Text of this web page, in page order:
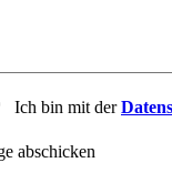
Ich bin mit der
abschicken